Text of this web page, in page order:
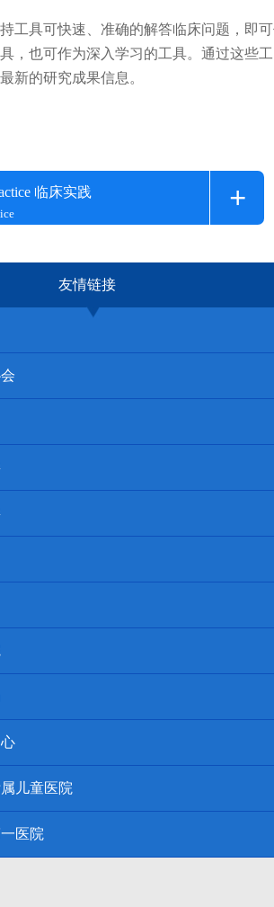
工具可快速、准确的解答临床问题，即
，也可作为深入学习的工具。通过这些工
新的研究成果信息。
临床实践 +
友情链接
儿童医院
医院